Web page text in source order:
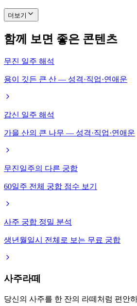
더보기
함께 보면 좋은 콘텐츠
무진 일주 해석
용이 깃든 큰 산 — 성격·직업·연애운
갑신 일주 해석
가을 산의 큰 나무 — 성격·직업·연애운
무진일주의 다른 궁합
60일주 전체 궁합 점수 보기
사주 궁합 정밀 분석
생년월일시 전체로 보는 무료 궁합
사주라떼
당신의 사주를 한 잔의 라떼처럼 편안